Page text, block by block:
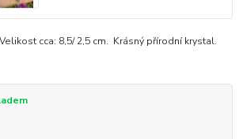
cca: 8,5/ 2,5 cm. Krásný přírodní krystal.